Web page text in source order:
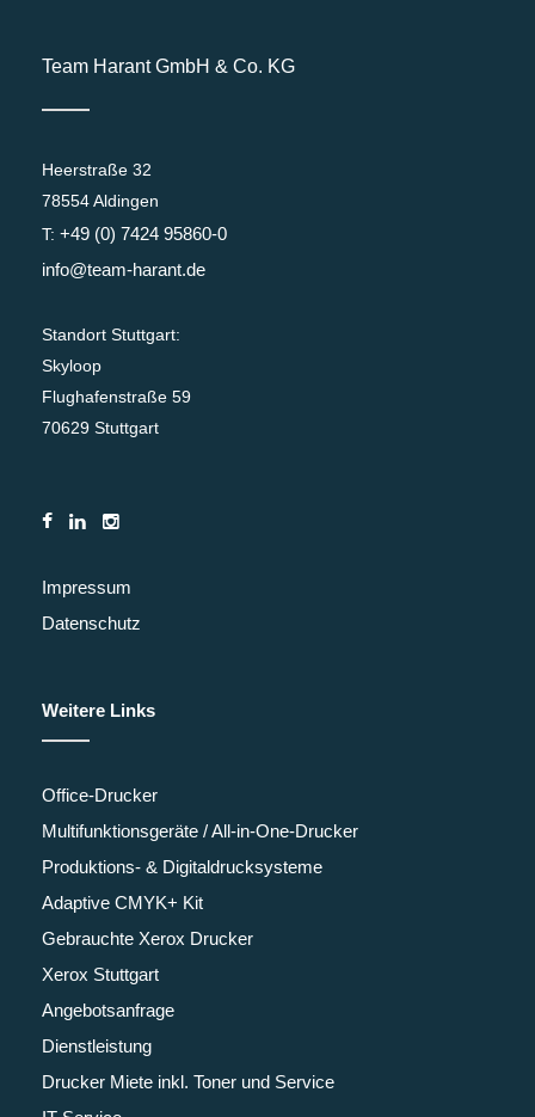
Team Harant GmbH & Co. KG
Heerstraße 32
78554 Aldingen
T: +49 (0) 7424 95860-0
info@team-harant.de
Standort Stuttgart:
Skyloop
Flughafenstraße 59
70629 Stuttgart
Impressum
Datenschutz
Weitere Links
Office-Drucker
Multifunktionsgeräte / All-in-One-Drucker
Produktions- & Digitaldrucksysteme
Adaptive CMYK+ Kit
Gebrauchte Xerox Drucker
Xerox Stuttgart
Angebotsanfrage
Dienstleistung
Drucker Miete inkl. Toner und Service